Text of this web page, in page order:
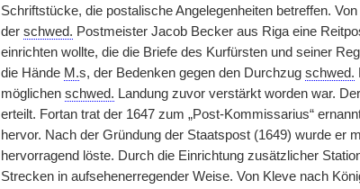
Schriftstücke, die postalische Angelegenheiten betreffen.
der schwed. Postmeister Jacob Becker aus Riga eine
einrichten wollte, die die Briefe des Kurfürsten und seiner
die Hände M.s, der Bedenken gegen den Durchzug schwed.
möglichen schwed. Landung zuvor verstärkt worden war.
erteilt. Fortan trat der 1647 zum „Post-Kommissarius“
hervor. Nach der Gründung der Staatspost (1649) wurde er
hervorragend löste. Durch die Einrichtung zusätzlicher
Strecken in aufsehenerregender Weise. Von Kleve nach